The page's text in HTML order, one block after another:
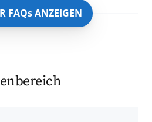
FAQs ANZEIGEN